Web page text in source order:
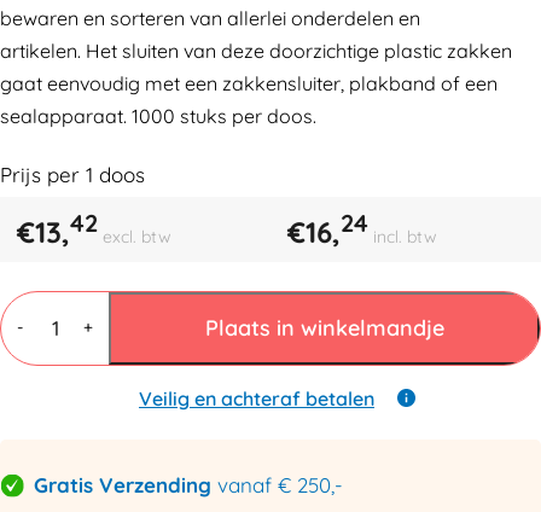
bewaren en sorteren van allerlei onderdelen en
artikelen. Het sluiten van deze doorzichtige plastic zakken
gaat eenvoudig met een zakkensluiter, plakband of een
sealapparaat. 1000 stuks per doos.
Prijs per 1 doos
€13,42 excl. btw €16,24 incl. btw
-
Plastic
zakken
160mmx240mm
25my
+ Plaats in winkelmandje
Veilig en achteraf betalen
Gratis Verzending vanaf € 250,-